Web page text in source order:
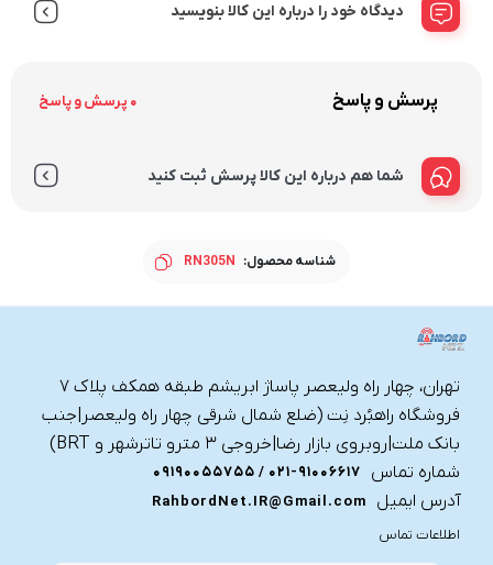
دیدگاه خود را درباره این کالا بنویسید
پرسش و پاسخ 0 پرسش و پاسخ
شما هم درباره این کالا پرسش ثبت کنید
شناسه محصول: RN305N
تهران، چهار راه ولیعصر پاساژ ابریشم طبقه همکف پلاک ۷
فروشگاه راهبُرد نِت (ضلع شمال شرقی چهار راه ولیعصر|جنب
بانک ملت|روبروی بازار رضا|خروجی ۳ مترو تاترشهر و BRT)‎‎
شماره تماس
021-91006617 / 09190055755
آدرس ایمیل
RahbordNet.IR@Gmail.com
اطلاعات تماس